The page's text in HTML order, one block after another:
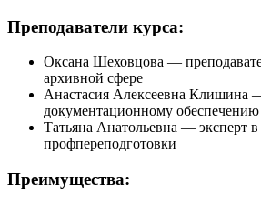
Преподаватели курса:
Оксана Шеховцова —
архивной сфере
Анастасия Алексеевна Клишина
документационному обеспечению
Татьяна Анатольевна — эксперт в
профпереподготовки
Преимущества: